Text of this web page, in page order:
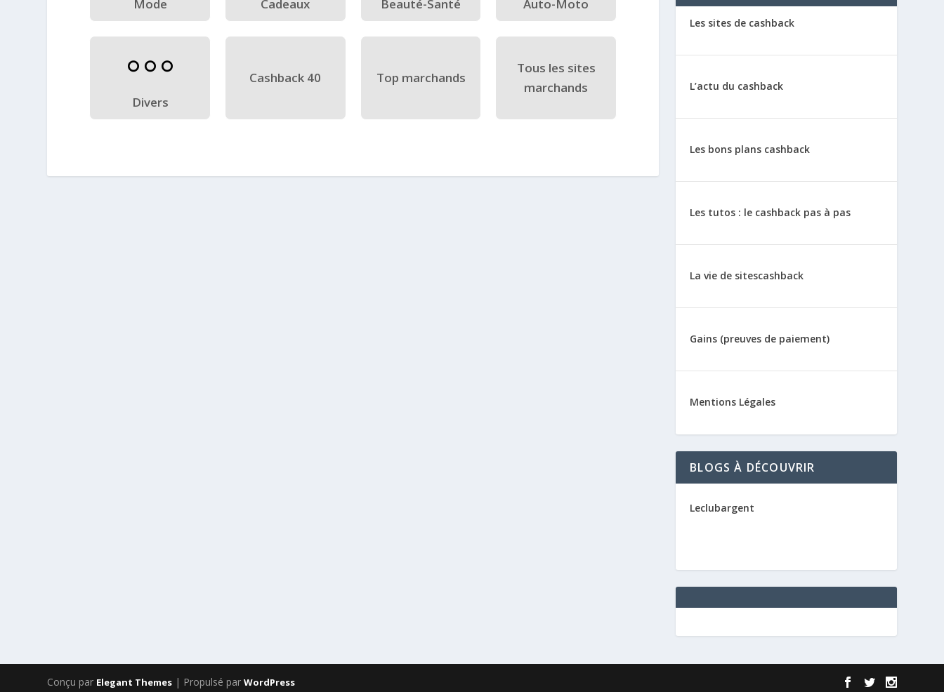
Mode Cadeaux Beauté-Santé Auto-Moto
Divers
Cashback 40 Top marchands
Tous les sites
marchands
Les sites de cashback
L’actu du cashback
Les bons plans cashback
Les tutos : le cashback pas à pas
La vie de sitescashback
Gains (preuves de paiement)
Mentions Légales
BLOGS À DÉCOUVRIR
Leclubargent
Conçu par Elegant Themes | Propulsé parWordPress